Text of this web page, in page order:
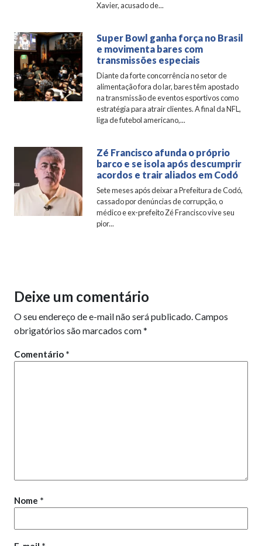
Xavier, acusado de...
Super Bowl ganha força no Brasil
e movimenta bares com
transmissões especiais
Diante da forte concorrência no setor de
alimentação fora do lar, bares têm apostado
na transmissão de eventos esportivos como
estratégia para atrair clientes. A final da NFL,
liga de futebol americano,...
Zé Francisco afunda o próprio
barco e se isola após descumprir
acordos e trair aliados em Codó
Sete meses após deixar a Prefeitura de Codó,
cassado por denúncias de corrupção, o
médico e ex-prefeito Zé Francisco vive seu
pior...
Deixe um comentário
O seu endereço de e-mail não será publicado.Campos
obrigatórios são marcados com*
Comentário *
Nome *